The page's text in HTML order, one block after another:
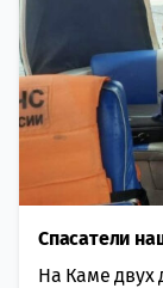
Спасатели
На Каме двух